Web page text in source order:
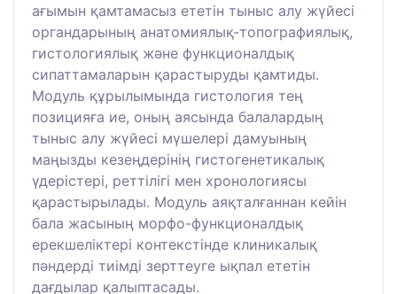
ағымын қамтамасыз ететін тыныс алу жүйесі
органдарының анатомиялық-топографиялық,
гистологиялық және функционалдық
сипаттамаларын қарастыруды қамтиды.
Модуль құрылымында гистология тең
позицияға ие, оның аясында балалардың
тыныс алу жүйесі мүшелері дамуының
маңызды кезеңдерінің гистогенетикалық
үдерістері, реттілігі мен хронологиясы
қарастырылады. Модуль аяқталғаннан кейін
бала жасының морфо-функционалдық
ерекшеліктері контекстінде клиникалық
пәндерді тиімді зерттеуге ықпал ететін
дағдылар қалыптасады.